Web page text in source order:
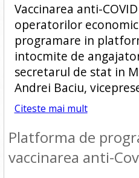
Vaccinarea anti-
operatorilor
programare in
intocmite de
secretarul de stat in
Andrei Baciu,
Citeste mai mult
Platforma de
vaccinarea anti-